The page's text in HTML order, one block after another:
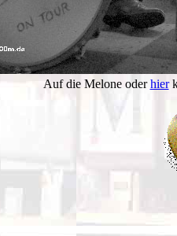
Auf die Melone oderhier